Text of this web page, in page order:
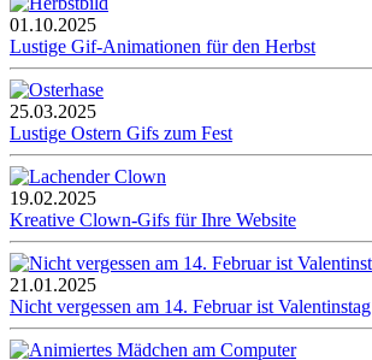
01.10.2025
Lustige Gif-Animationen für den Herbst
25.03.2025
Lustige Ostern Gifs zum Fest
19.02.2025
Kreative Clown-Gifs für Ihre Website
21.01.2025
Nicht vergessen am 14. Februar ist Valentinstag